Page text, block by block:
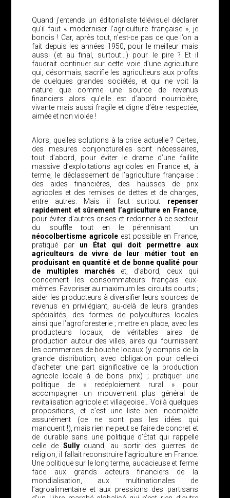
Quand j’entends un éditorialiste télévisuel déclarer
qu’il faut « moderniser l’agriculture française », je
bondis ! Car, après tout, n’est-ce pas ce que l’on a
fait depuis les années 1950, pour le meilleur mais
aussi (et au final, surtout…) pour le pire ? Et il
faudrait continuer sur cette voie d’une agriculture
qui, désormais, sacrifie les agriculteurs aux profits
de quelques grandes sociétés, et qui ne voit la
nature que comme une source de revenus
financiers alors qu’elle est d’abord nourricière,
vivante mais aussi fragile et digne d’être respectée,
aimée et non violée !
Alors, quelles solutions à la crise actuelle ? Certes,
des mesures conjoncturelles sont nécessaires,
tout d’abord, pour éviter le drame d’une faillite
massive d’exploitations agricoles en France et, à
terme, le déclassement de l’agriculture française :
des aides financières, des hausses de prix
agricoles et des remises de dettes et de charges,
entre autres. Mais il faut surtout repenser
rapidement et sûrement l’agriculture en France,
pour éviter d’autres crises et redonner à ce secteur
du souffle tout en le pérennisant : un
néocolbertisme agricoleest possible en France,
pratiqué par un État qui doit permettre aux
agriculteurs de vivre de leur métier tout en
produisant en quantité et de bonne qualité pour
de multiples marchés et, d’abord, ceux qui
concernent les consommateurs français eux-
mêmes. Favoriser au maximum les circuits courts ;
aider les producteurs à diversifier leurs sources de
revenus en privilégiant, au-delà de leurs grandes
spécialités, des formes de polycultures locales
ainsi que l’agroforesterie ; mettre en place, avec les
producteurs locaux, de véritables aires de
production autour des villes, aires qui fournissent
les commerces de bouche locaux (y compris de la
grande distribution, avec obligation pour celle-ci
d’acheter une part significative de la production
agricole locale à de bons prix) ; pratiquer une
politique de « redéploiement rural » pour
accompagner un mouvement plus général de
revitalisation agricole et villageoise… Voilà quelques
propositions, et c’est une liste bien incomplète
assurément (ce ne sont pas les idées qui
manquent !), mais rien ne peut se faire de concret et
de durable sans une politique d’État qui rappelle
celle de Sullyquand, au sortir des guerres de
religion, il fallait reconstruire l’agriculture en France.
Une politique sur le long terme, audacieuse et ferme
face aux grands acteurs financiers de la
mondialisation, aux multinationales de
l’agroalimentaire et aux pressions des partisans